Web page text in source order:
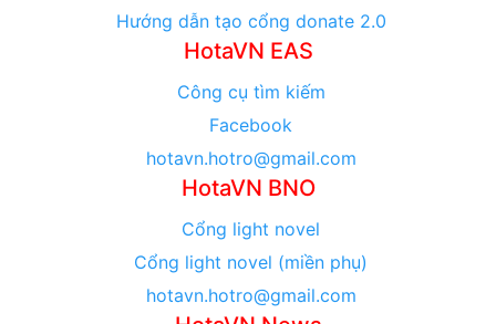
Hướng dẫn tạo cổng donate 2.0
HotaVN EAS
Công cụ tìm kiếm
Facebook
hotavn.hotro@gmail.com
HotaVN BNO
Cổng light novel
Cổng light novel (miền phụ)
hotavn.hotro@gmail.com